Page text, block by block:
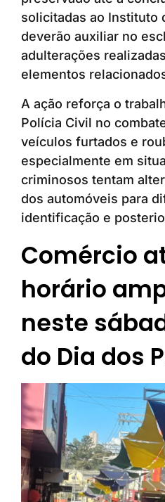
solicitadas ao Instituto
deverão auxiliar no
adulterações
elementos
A ação reforça o
Polícia Civil no
veículos furtados e
especialmente em
criminosos tentam
dos automóveis para
identificação e
Comércio
horário
neste
do Dia dos